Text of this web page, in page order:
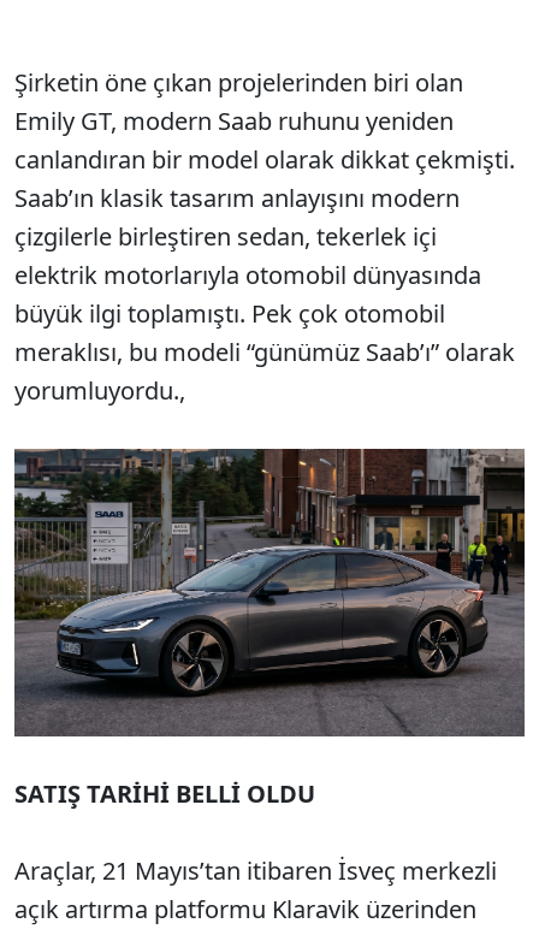
Şirketin öne çıkan projelerinden biri olan
Emily GT, modern Saab ruhunu yeniden
canlandıran bir model olarak dikkat çekmişti.
Saab’ın klasik tasarım anlayışını modern
çizgilerle birleştiren sedan, tekerlek içi
elektrik motorlarıyla otomobil dünyasında
büyük ilgi toplamıştı. Pek çok otomobil
meraklısı, bu modeli “günümüz Saab’ı” olarak
yorumluyordu.,
SATIŞ TARİHİ BELLİ OLDU
Araçlar, 21 Mayıs’tan itibaren İsveç merkezli
açık artırma platformu Klaravik üzerinden